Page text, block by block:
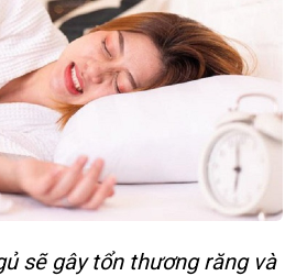
sẽ gây tổn thương răng và